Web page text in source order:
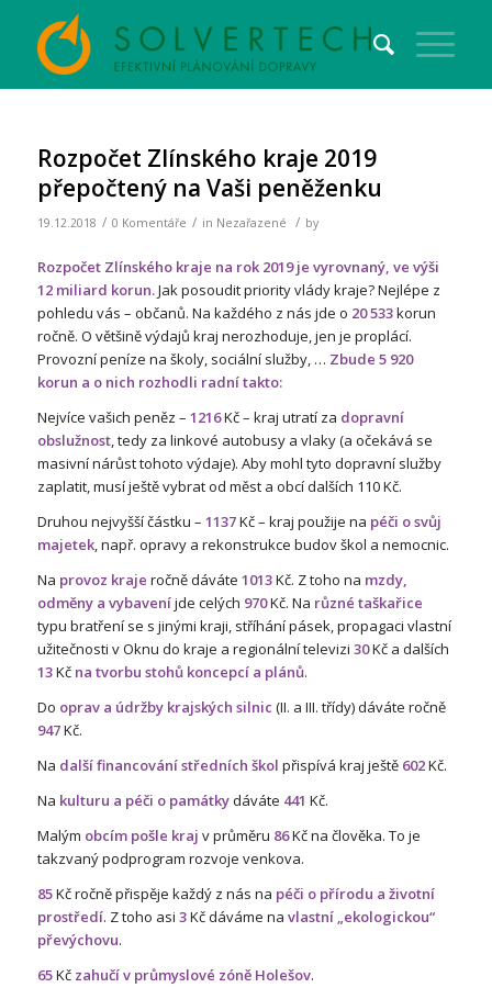
Rozpočet Zlínského kraje 2019
přepočtený na Vaši peněženku
19.12.2018 / 0 Komentáře / in Nezařazené / by
Rozpočet Zlínského kraje na rok 2019 je vyrovnaný, ve výši
12 miliard korun.Jak posoudit priority vlády kraje? Nejlépe z
pohledu vás – občanů. Na každého z nás jde o 20 533korun
ročně. O většině výdajů kraj nerozhoduje, jen je proplácí.
Provozní peníze na školy, sociální služby, … Zbude 5 920
korun a o nich rozhodli radní takto:
Nejvíce vašich peněz – 1216Kč – kraj utratí za dopravní
obslužnost, tedy za linkové autobusy a vlaky (a očekává se
masivní nárůst tohoto výdaje). Aby mohl tyto dopravní služby
zaplatit, musí ještě vybrat od měst a obcí dalších 110 Kč.
Druhou nejvyšší částku – 1137Kč – kraj použije na péči o svůj
majetek, např. opravy a rekonstrukce budov škol a nemocnic.
Na provoz kraje ročně dáváte 1013Kč. Z toho na mzdy,
odměny a vybaveníjde celých 970Kč. Na různé taškařice
typu bratření se s jinými kraji, stříhání pásek, propagaci vlastní
užitečnosti v Oknu do kraje a regionální televizi 30Kč a dalších
13Kč na tvorbu stohů koncepcí a plánů.
Do oprav a údržby krajských silnic (II. a III. třídy) dáváte ročně
947Kč.
Na další financování středních škol přispívá kraj ještě 602Kč.
Na kulturu a péči o památkydáváte 441 Kč.
Malým obcím pošle kraj v průměru 86Kč na člověka. To je
takzvaný podprogram rozvoje venkova.
85Kč ročně přispěje každý z nás na péči o přírodu a životní
prostředí. Z toho asi 3Kč dáváme na vlastní „ekologickou“
převýchovu.
65Kč zahučí v průmyslové zóně Holešov.